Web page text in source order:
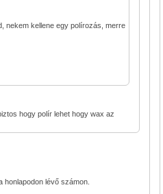
nekem kellene egy polírozás, merre
hogy polír lehet hogy wax az
honlapodon lévő számon.